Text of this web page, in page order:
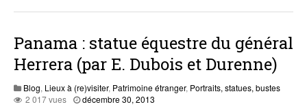
Panama : statue équestre du général
Herrera (par E. Dubois et Durenne)
Blog, Lieux à (re)visiter, Patrimoine étranger, Portraits, statues, bustes
2 017 vues
décembre 30, 2013